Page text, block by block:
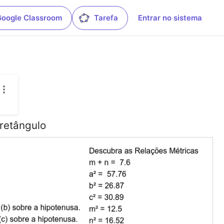
Classroom Tarefa Entrar no sistema